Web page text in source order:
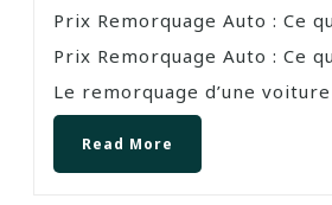
Prix Remorquage Auto : Ce
Prix Remorquage Auto : Ce
Le remorquage d’une voiture
Read More